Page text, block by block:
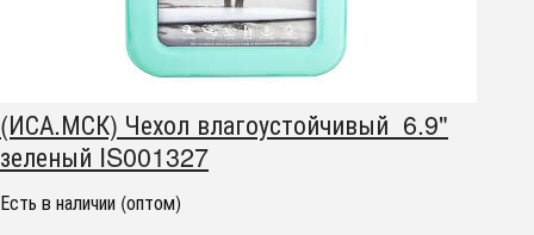
(ИСА.МСК) Чехол влагоустойчивый 6.9"
зеленый IS001327
Есть в наличии (оптом)